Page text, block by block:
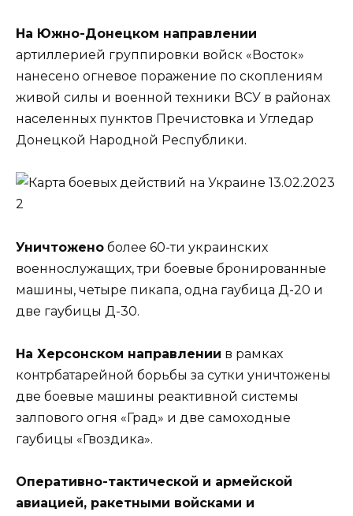
На Южно-Донецком направлении
артиллерией группировки войск «Восток»
нанесено огневое поражение по скоплениям
живой силы и военной техники ВСУ в районах
населенных пунктов Пречистовка и Угледар
Донецкой Народной Республики.
Уничтожено более 60-ти украинских
военнослужащих, три боевые бронированные
машины, четыре пикапа, одна гаубица Д-20 и
две гаубицы Д-30.
На Херсонском направлении в рамках
контрбатарейной борьбы за сутки уничтожены
две боевые машины реактивной системы
залпового огня «Град» и две самоходные
гаубицы «Гвоздика».
Оперативно-тактической и армейской
авиацией, ракетными войсками и